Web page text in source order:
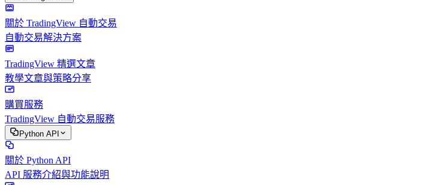
關於 TradingView 自動交易
自動交易解決方案
TradingView 精選文章
教學文章與策略分享
購買服務
TradingView 自動交易服務
Python API
關於 Python API
API 服務介紹與功能說明